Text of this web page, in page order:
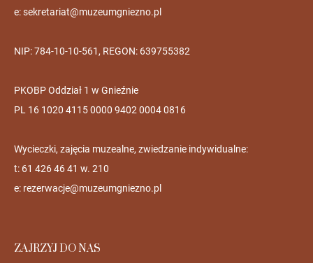
e:sekretariat@muzeumgniezno.pl
NIP: 784-10-10-561, REGON: 639755382
PKOBP Oddział 1 w Gnieźnie
PL 16 1020 4115 0000 9402 0004 0816
Wycieczki, zajęcia muzealne, zwiedzanie indywidualne:
t: 61 426 46 41 w. 210
e: rezerwacje@muzeumgniezno.pl
ZAJRZYJ DO NAS